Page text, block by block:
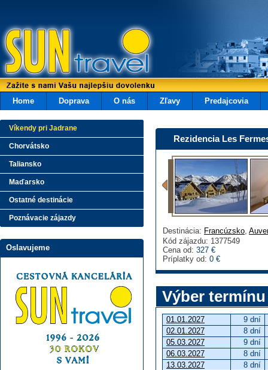
Home Doprava O nás Zľavy Predajcovia
Rezidencia Les
Destinácia: Francúzsko,
Kód zájazdu: 1377549
Cena od: 327 €
Príplatky od: 0 €
Výber termínu
01.01.2027
9 dní
02.01.2027
8 dní
05.03.2027
9 dní
06.03.2027
8 dní
13.03.2027
8 dní
Víkendy pri Jadrane
Chorvátsko
Taliansko
Maďarsko
Ostatné destinácie
Poznávacie zájazdy
Oslavujeme